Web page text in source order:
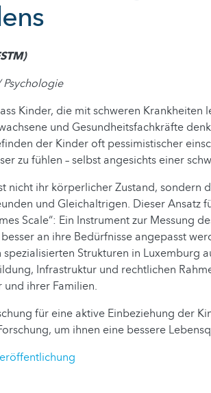
Kinder, die mit schweren Krankheiten
und Gesundheitsfachkräfte
der Kinder oft pessimistischer
zu fühlen – selbst angesichts einer
nicht ihr körperlicher Zustand, sondern
und Gleichaltrigen. Dieser Ansatz
Scale“: Ein Instrument zur Messung
an ihre Bedürfnisse angepasst
Strukturen in Luxemburg
Infrastruktur und rechtlichen
und ihrer Familien.
für eine aktive Einbeziehung der
um ihnen eine bessere